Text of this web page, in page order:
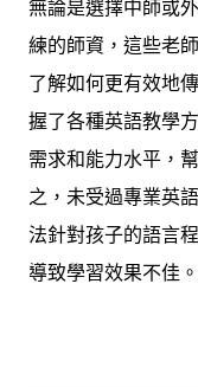
無論是選擇中師或
練的師資，這些老
了解如何更有效地
握了各種英語教學
需求和能力水平，
之，未受過專業英
法針對孩子的語言
導致學習效果不佳。